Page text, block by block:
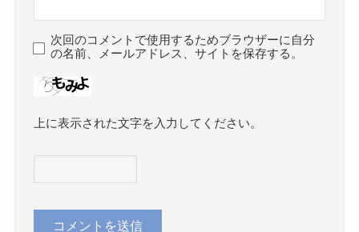
次回のコメントで使用するためブラウザーに自分
の名前、メールアドレス、サイトを保存する。
上に表示された文字を入力してください。